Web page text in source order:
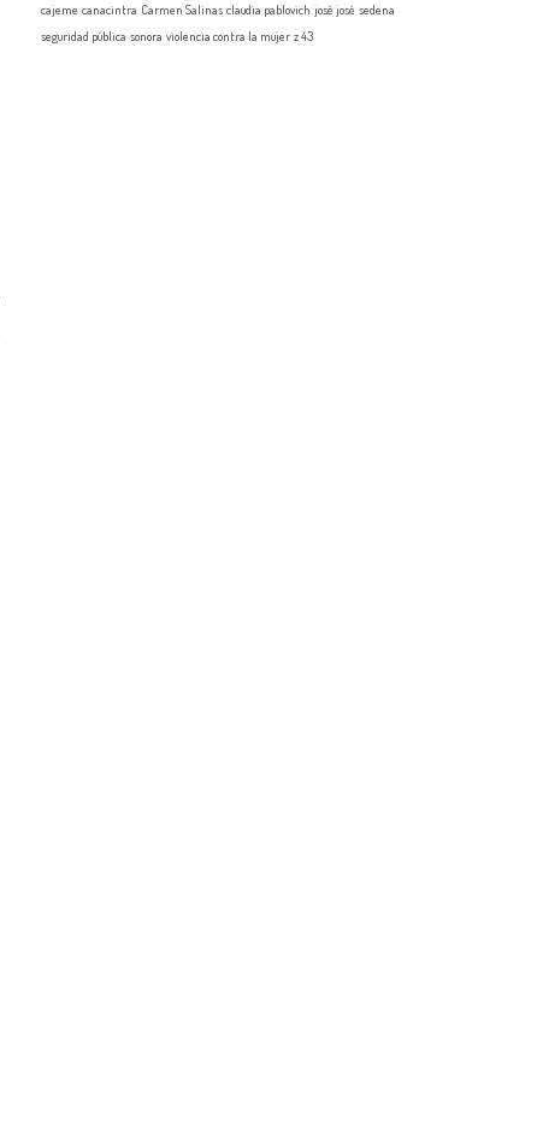
cajeme canacintra Carmen Salinas claudia pablovich josé josé sedena
seguridad pública sonora violencia contra la mujer z 43